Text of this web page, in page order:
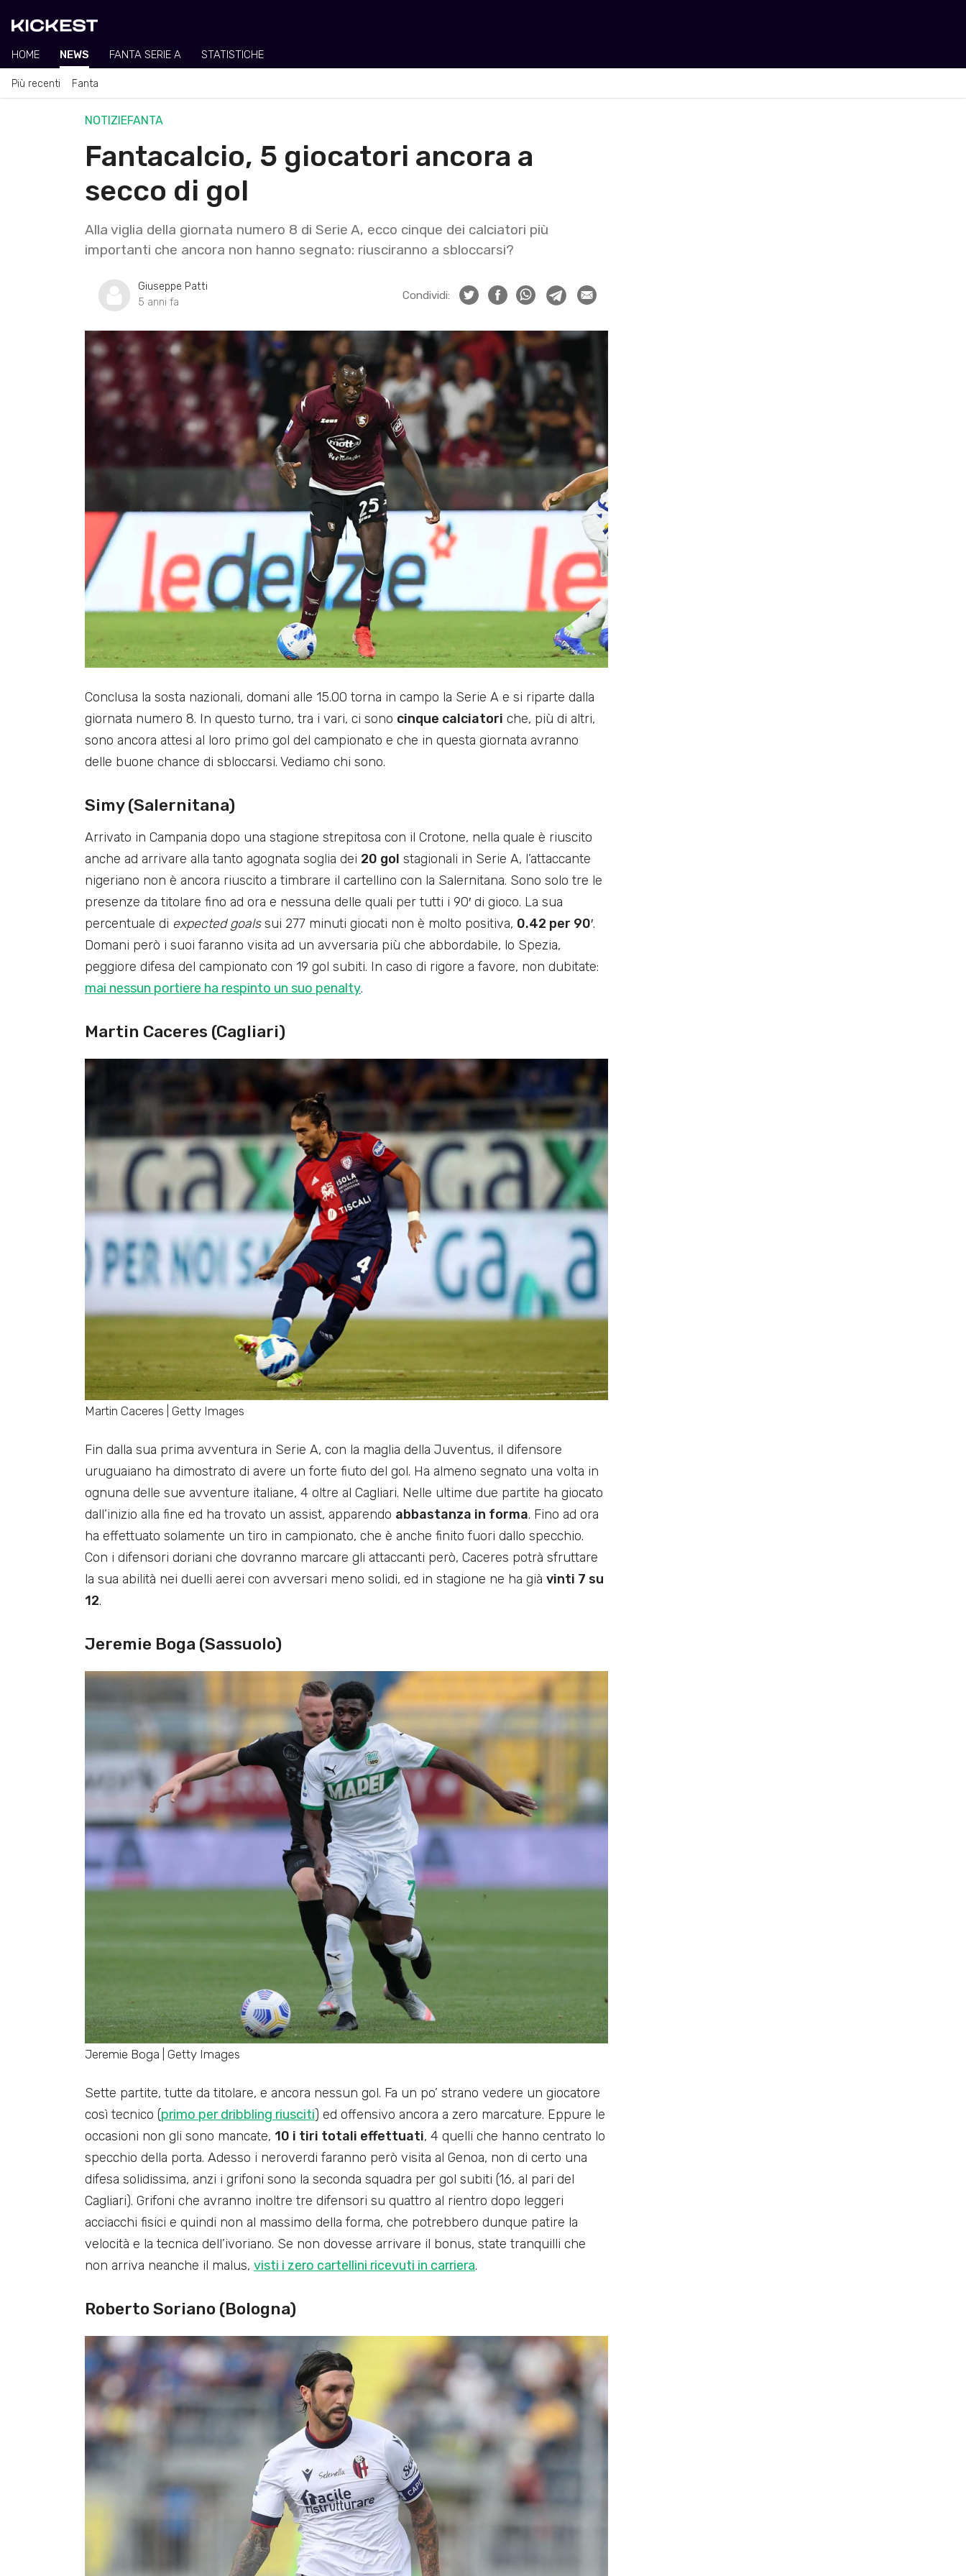
HOME NEWS FANTA SERIE A STATISTICHE
Più recenti Fanta
NOTIZIEFANTA
Fantacalcio, 5 giocatori ancora a
secco di gol
Alla viglia della giornata numero 8 di Serie A, ecco cinque dei calciatori più
importanti che ancora non hanno segnato: riusciranno a sbloccarsi?
Giuseppe Patti
5 anni fa
Condividi:
Conclusa la sosta nazionali, domani alle 15.00 torna in campo la Serie A e si riparte dalla
giornata numero 8. In questo turno, tra i vari, ci sono cinque calciatori che, più di altri,
sono ancora attesi al loro primo gol del campionato e che in questa giornata avranno
delle buone chance di sbloccarsi. Vediamo chi sono.
Simy (Salernitana)
Arrivato in Campania dopo una stagione strepitosa con il Crotone, nella quale è riuscito
anche ad arrivare alla tanto agognata soglia dei 20 gol stagionali in Serie A, l’attaccante
nigeriano non è ancora riuscito a timbrare il cartellino con la Salernitana. Sono solo tre le
presenze da titolare fino ad ora e nessuna delle quali per tutti i 90′ di gioco. La sua
percentuale di expected goalssui 277 minuti giocati non è molto positiva, 0.42 per 90′.
Domani però i suoi faranno visita ad un avversaria più che abbordabile, lo Spezia,
peggiore difesa del campionato con 19 gol subiti. In caso di rigore a favore, non dubitate:
mai nessun portiere ha respinto un suo penalty.
Martin Caceres (Cagliari)
Martin Caceres | Getty Images
Fin dalla sua prima avventura in Serie A, con la maglia della Juventus, il difensore
uruguaiano ha dimostrato di avere un forte fiuto del gol. Ha almeno segnato una volta in
ognuna delle sue avventure italiane, 4 oltre al Cagliari. Nelle ultime due partite ha giocato
dall’inizio alla fine ed ha trovato un assist, apparendo abbastanza in forma. Fino ad ora
ha effettuato solamente un tiro in campionato, che è anche finito fuori dallo specchio.
Con i difensori doriani che dovranno marcare gli attaccanti però, Caceres potrà sfruttare
la sua abilità nei duelli aerei con avversari meno solidi, ed in stagione ne ha già vinti 7 su
12.
Jeremie Boga (Sassuolo)
Jeremie Boga | Getty Images
Sette partite, tutte da titolare, e ancora nessun gol. Fa un po’ strano vedere un giocatore
così tecnico (primo per dribbling riusciti) ed offensivo ancora a zero marcature. Eppure le
occasioni non gli sono mancate, 10 i tiri totali effettuati, 4 quelli che hanno centrato lo
specchio della porta. Adesso i neroverdi faranno però visita al Genoa, non di certo una
difesa solidissima, anzi i grifoni sono la seconda squadra per gol subiti (16, al pari del
Cagliari). Grifoni che avranno inoltre tre difensori su quattro al rientro dopo leggeri
acciacchi fisici e quindi non al massimo della forma, che potrebbero dunque patire la
velocità e la tecnica dell’ivoriano. Se non dovesse arrivare il bonus, state tranquilli che
non arriva neanche il malus, visti i zero cartellini ricevuti in carriera.
Roberto Soriano (Bologna)